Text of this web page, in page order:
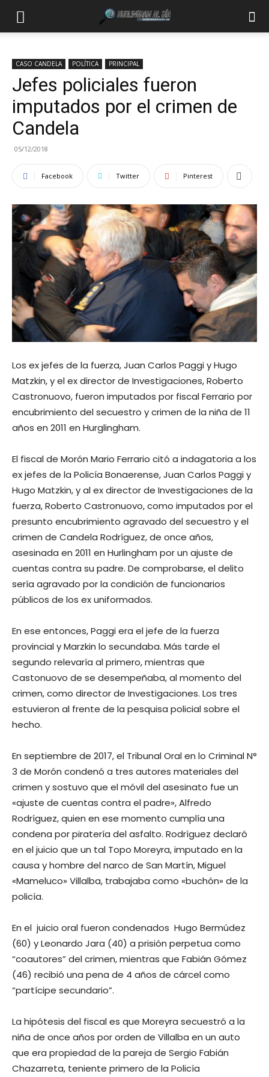
CASO CANDELA POLÍTICA PRINCIPAL
Jefes policiales fueron
imputados por el crimen de
Candela
05/12/2018
Facebook Twitter Pinterest
Los ex jefes de la fuerza, Juan Carlos Paggi y Hugo
Matzkin, y el ex director de Investigaciones, Roberto
Castronuovo, fueron imputados por fiscal Ferrario por
encubrimiento del secuestro y crimen de la niña de 11
años en 2011 en Hurglingham.
El fiscal de Morón Mario Ferrario citó a indagatoria a los
ex jefes de la Policía Bonaerense, Juan Carlos Paggi y
Hugo Matzkin, y al ex director de Investigaciones de la
fuerza, Roberto Castronuovo, como imputados por el
presunto encubrimiento agravado del secuestro y el
crimen de Candela Rodríguez, de once años,
asesinada en 2011 en Hurlingham por un ajuste de
cuentas contra su padre. De comprobarse, el delito
sería agravado por la condición de funcionarios
públicos de los ex uniformados.
En ese entonces, Paggi era el jefe de la fuerza
provincial y Marzkin lo secundaba. Más tarde el
segundo relevaría al primero, mientras que
Castonuovo de se desempeñaba, al momento del
crimen, como director de Investigaciones. Los tres
estuvieron al frente de la pesquisa policial sobre el
hecho.
En septiembre de 2017, el Tribunal Oral en lo Criminal N°
3 de Morón condenó a tres autores materiales del
crimen y sostuvo que el móvil del asesinato fue un
«ajuste de cuentas contra el padre», Alfredo
Rodríguez, quien en ese momento cumplía una
condena por piratería del asfalto. Rodríguez declaró
en el juicio que un tal Topo Moreyra, imputado en la
causa y hombre del narco de San Martín, Miguel
«Mameluco» Villalba, trabajaba como «buchón» de la
policía.
En el juicio oral fueron condenados Hugo Bermúdez
(60) y Leonardo Jara (40) a prisión perpetua como
“coautores” del crimen, mientras que Fabián Gómez
(46) recibió una pena de 4 años de cárcel como
“partícipe secundario”.
La hipótesis del fiscal es que Moreyra secuestró a la
niña de once años por orden de Villalba en un auto
que era propiedad de la pareja de Sergio Fabián
Chazarreta, teniente primero de la Policía